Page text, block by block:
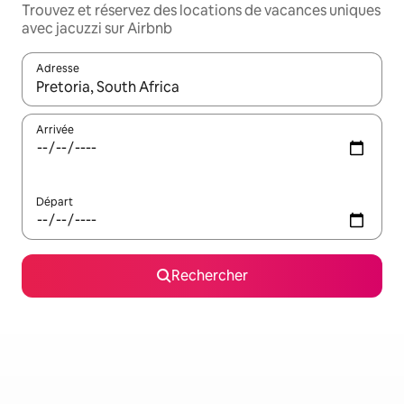
Trouvez et réservez des locations de vacances uniques
avec jacuzzi sur Airbnb
Adresse
Lorsque les résultats s'affichent, utilisez les flèches vers le
Arrivée
Départ
Rechercher